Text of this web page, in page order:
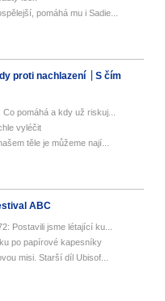
pomáhá mu i Sadie...
proti nachlazení
S čím
pomáhá a kdy už riskuj...
vyléčit
těle je můžeme nají...
ABC
Postavili jsme létající ku...
po papírové kapesníky
misi. Starší díl Ubisof...